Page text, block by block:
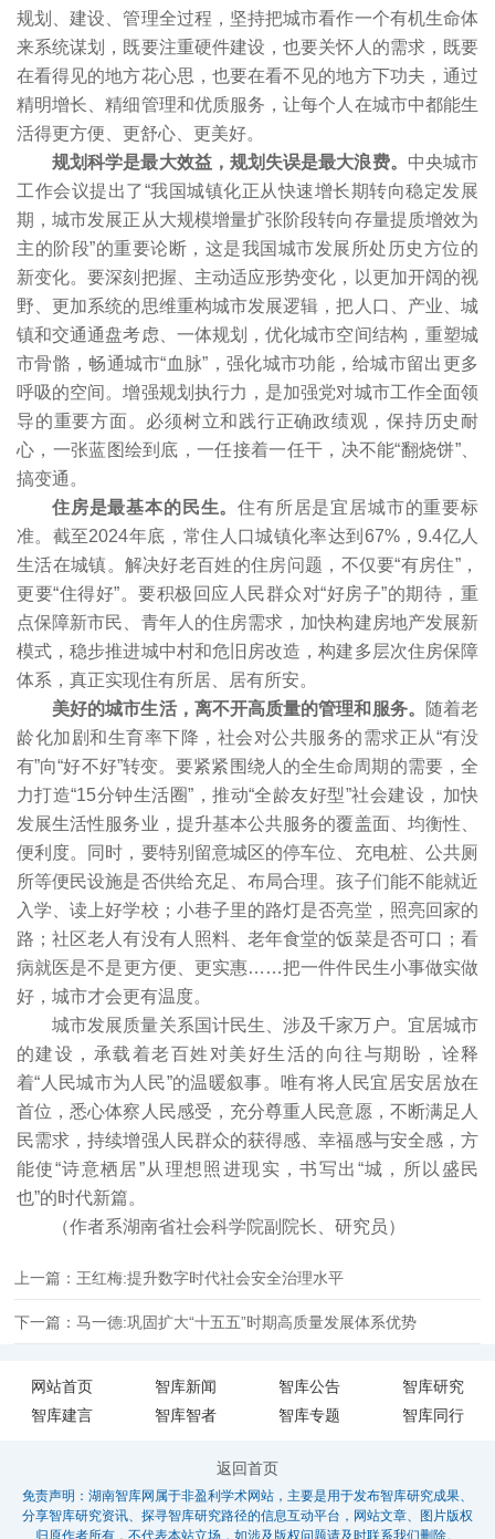
规划、建设、管理全过程，坚持把城市看作一个有机生命体
来系统谋划，既要注重硬件建设，也要关怀人的需求，既要
在看得见的地方花心思，也要在看不见的地方下功夫，通过
精明增长、精细管理和优质服务，让每个人在城市中都能生
活得更方便、更舒心、更美好。
规划科学是最大效益，规划失误是最大浪费。 中央城市
工作会议提出了“我国城镇化正从快速增长期转向稳定发展
期，城市发展正从大规模增量扩张阶段转向存量提质增效为
主的阶段”的重要论断，这是我国城市发展所处历史方位的
新变化。要深刻把握、主动适应形势变化，以更加开阔的视
野、更加系统的思维重构城市发展逻辑，把人口、产业、城
镇和交通通盘考虑、一体规划，优化城市空间结构，重塑城
市骨骼，畅通城市“血脉”，强化城市功能，给城市留出更多
呼吸的空间。增强规划执行力，是加强党对城市工作全面领
导的重要方面。必须树立和践行正确政绩观，保持历史耐
心，一张蓝图绘到底，一任接着一任干，决不能“翻烧饼”、
搞变通。
住房是最基本的民生。住有所居是宜居城市的重要标
准。截至2024年底，常住人口城镇化率达到67%，9.4亿人
生活在城镇。解决好老百姓的住房问题，不仅要“有房住”，
更要“住得好”。要积极回应人民群众对“好房子”的期待，重
点保障新市民、青年人的住房需求，加快构建房地产发展新
模式，稳步推进城中村和危旧房改造，构建多层次住房保障
体系，真正实现住有所居、居有所安。
美好的城市生活，离不开高质量的管理和服务。
随着老
龄化加剧和生育率下降，社会对公共服务的需求正从“有没
有”向“好不好”转变。要紧紧围绕人的全生命周期的需要，全
力打造“15分钟生活圈”，推动“全龄友好型”社会建设，加快
发展生活性服务业，提升基本公共服务的覆盖面、均衡性、
便利度。同时，要特别留意城区的停车位、充电桩、公共厕
所等便民设施是否供给充足、布局合理。孩子们能不能就近
入学、读上好学校；小巷子里的路灯是否亮堂，照亮回家的
路；社区老人有没有人照料、老年食堂的饭菜是否可口；看
病就医是不是更方便、更实惠……把一件件民生小事做实做
好，城市才会更有温度。
城市发展质量关系国计民生、涉及千家万户。宜居城市
的建设，承载着老百姓对美好生活的向往与期盼，诠释
着“人民城市为人民”的温暖叙事。唯有将人民宜居安居放在
首位，悉心体察人民感受，充分尊重人民意愿，不断满足人
民需求，持续增强人民群众的获得感、幸福感与安全感，方
能使“诗意栖居”从理想照进现实，书写出“城，所以盛民
也”的时代新篇。
（作者系湖南省社会科学院副院长、研究员）
上一篇：王红梅:提升数字时代社会安全治理水平
下一篇：马一德:巩固扩大“十五五”时期高质量发展体系优势
网站首页 智库新闻 智库公告
智库研究
智库建言
智库智者 智库专题 智库同行
返回首页
免责声明：湖南智库网属于非盈利学术网站，主要是用于发布智库研究成果、
分享智库研究资讯、探寻智库研究路径的信息互动平台，网站文章、图片版权
归原作者所有，不代表本站立场，如涉及版权问题请及时联系我们删除。